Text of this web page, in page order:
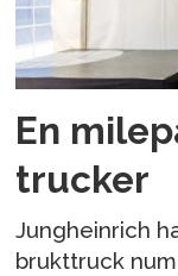
En
trucker
Jungheinrich
brukttruck